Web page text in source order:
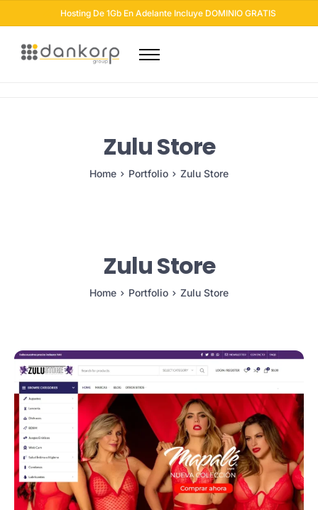
Hosting De 1Gb En Adelante Incluye DOMINIO GRATIS
Seguridad Web
Zulu Store
Home Portfolio Zulu Store
Zulu Store
Home Portfolio Zulu Store